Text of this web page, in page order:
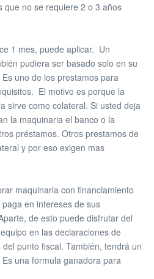
que no se requiere 2 o 3 años
1 mes, puede aplicar. Un
pudiera ser basado solo en su
uno de los prestamos para
El motivo es porque la
sirve como colateral. Si usted deja
la maquinaria el banco o la
préstamos. Otros prestamos de
y por eso exigen mas
maquinaria con financiamiento
en intereses de sus
de esto puede disfrutar del
en las declaraciones de
punto fiscal. También, tendrá un
una formula ganadora para